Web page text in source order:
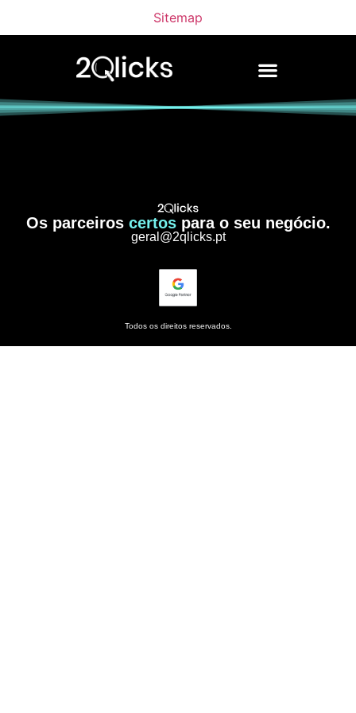
Sitemap
Os parceiros certospara o seu negócio.
geral@2qlicks.pt
Todos os direitos reservados.